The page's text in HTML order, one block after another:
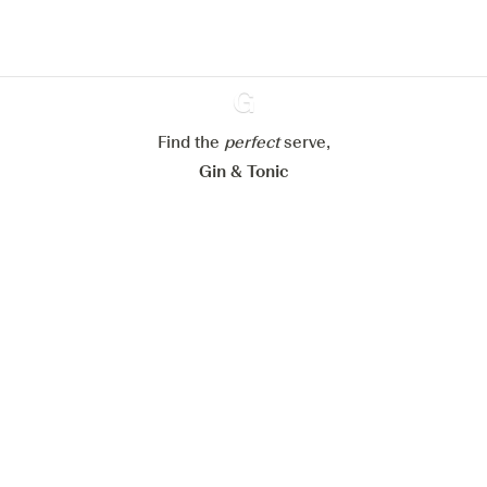
Ginventory
Find the perfectserve,
Gin & Tonic
Mijn cookie-instellingen aanpassen
Alles weigeren Alles aanvaarden